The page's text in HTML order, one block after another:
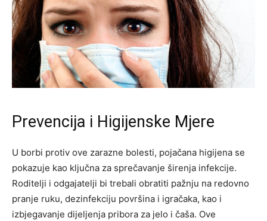
Prevencija i Higijenske Mjere
U borbi protiv ove zarazne bolesti, pojačana higijena se
pokazuje kao ključna za sprečavanje širenja infekcije.
Roditelji i odgajatelji bi trebali obratiti pažnju na redovno
pranje ruku, dezinfekciju površina i igračaka, kao i
izbjegavanje dijeljenja pribora za jelo i čaša. Ove